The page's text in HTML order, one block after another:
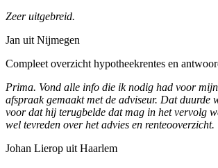
Zeer uitgebreid.
Jan uit Nijmegen
Compleet overzicht hypotheekrentes en
Prima. Vond alle info die ik nodig had voor
afspraak gemaakt met de adviseur. Dat duurde
voor dat hij terugbelde dat mag in het vervolg
wel tevreden over het advies en renteooverzicht.
Johan Lierop uit Haarlem